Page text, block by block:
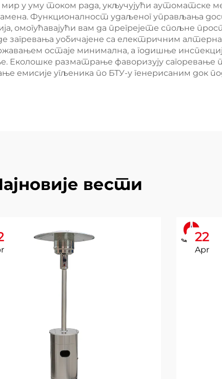
мир у уму током рада, укључујући аутоматске
Функционалност удаљеног управљања
омогућавајући вам да прегрејете спољне
уобичајене са електричним
остаје минимална, а годишње
разматрање фаворизују сагоревање
емисије угљеника по БТУ-у генерисаним док
вести
22
Apr